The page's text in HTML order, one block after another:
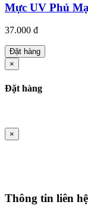
Mực UV Phủ
37.000 đ
Đặt hàng
×
Đặt hàng
×
Thông tin liên hệ